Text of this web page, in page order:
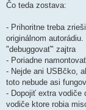
Čo teda zostava:
- Prihoritne treba
originálnom
"debuggovať" zajtra
- Poriadne
- Nejde ani USBčko,
toto nebude asi
- Dopojiť extra vodiče
vodiče ktore robia